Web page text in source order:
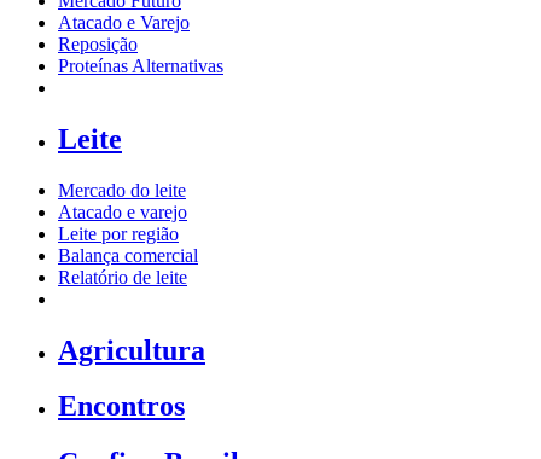
Atacado e Varejo
Reposição
Proteínas Alternativas
Leite
Mercado do leite
Atacado e varejo
Leite por região
Balança comercial
Relatório de leite
Agricultura
Encontros